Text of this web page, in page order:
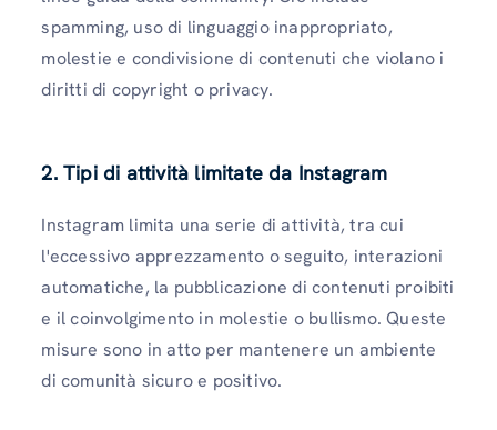
spamming, uso di linguaggio inappropriato,
molestie e condivisione di contenuti che violano i
diritti di copyright o privacy.
2. Tipi di attività limitate da Instagram
Instagram limita una serie di attività, tra cui
l'eccessivo apprezzamento o seguito, interazioni
automatiche, la pubblicazione di contenuti proibiti
e il coinvolgimento in molestie o bullismo. Queste
misure sono in atto per mantenere un ambiente
di comunità sicuro e positivo.